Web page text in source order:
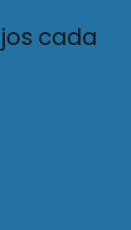
cada